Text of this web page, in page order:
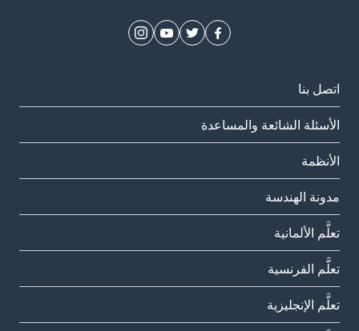
اتصل بنا
الأسئلة الشائعة والمساعدة
الأنظمة
مدونة الهندسة
تعلَّم الألمانية
تعلَّم الفرنسية
تعلَّم الإنجليزية